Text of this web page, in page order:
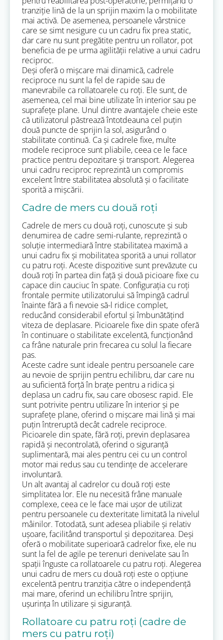
tranziție lină de la un sprijin maxim la o mobilitate
mai activă. De asemenea, persoanele vârstnice
care se simt nesigure cu un cadru fix prea static,
dar care nu sunt pregătite pentru un rollator, pot
beneficia de pe urma agilității relative a unui cadru
reciproc.
Deși oferă o mișcare mai dinamică, cadrele
reciproce nu sunt la fel de rapide sau de
manevrabile ca rollatoarele cu roți. Ele sunt, de
asemenea, cel mai bine utilizate în interior sau pe
suprafețe plane. Unul dintre avantajele cheie este
că utilizatorul păstrează întotdeauna cel puțin
două puncte de sprijin la sol, asigurând o
stabilitate continuă. Ca și cadrele fixe, multe
modele reciproce sunt pliabile, ceea ce le face
practice pentru depozitare și transport. Alegerea
unui cadru reciproc reprezintă un compromis
excelent între stabilitatea absolută și o facilitate
sporită a mișcării.
Cadre de mers cu două roți
Cadrele de mers cu două roți, cunoscute și sub
denumirea de cadre semi-rulante, reprezintă o
soluție intermediară între stabilitatea maximă a
unui cadru fix și mobilitatea sporită a unui rollator
cu patru roți. Aceste dispozitive sunt prevăzute cu
două roți în partea din față și două picioare fixe cu
capace din cauciuc în spate. Configurația cu roți
frontale permite utilizatorului să împingă cadrul
înainte fără a fi nevoie să-l ridice complet,
reducând considerabil efortul și îmbunătățind
viteza de deplasare. Picioarele fixe din spate oferă
în continuare o stabilitate excelentă, funcționând
ca frâne naturale prin frecarea cu solul la fiecare
pas.
Aceste cadre sunt ideale pentru persoanele care
au nevoie de sprijin pentru echilibru, dar care nu
au suficientă forță în brațe pentru a ridica și
deplasa un cadru fix, sau care obosesc rapid. Ele
sunt potrivite pentru utilizare în interior și pe
suprafețe plane, oferind o mișcare mai lină și mai
puțin întreruptă decât cadrele reciproce.
Picioarele din spate, fără roți, previn deplasarea
rapidă și necontrolată, oferind o siguranță
suplimentară, mai ales pentru cei cu un control
motor mai redus sau cu tendințe de accelerare
involuntară.
Un alt avantaj al cadrelor cu două roți este
simplitatea lor. Ele nu necesită frâne manuale
complexe, ceea ce le face mai ușor de utilizat
pentru persoanele cu dexteritate limitată la nivelul
mâinilor. Totodată, sunt adesea pliabile și relativ
ușoare, facilitând transportul și depozitarea. Deși
oferă o mobilitate superioară cadrelor fixe, ele nu
sunt la fel de agile pe terenuri denivelate sau în
spații înguste ca rollatoarele cu patru roți. Alegerea
unui cadru de mers cu două roți este o opțiune
excelentă pentru tranziția către o independență
mai mare, oferind un echilibru între sprijin,
ușurința în utilizare și siguranță.
Rollatoare cu patru roți (cadre de
mers cu patru roți)